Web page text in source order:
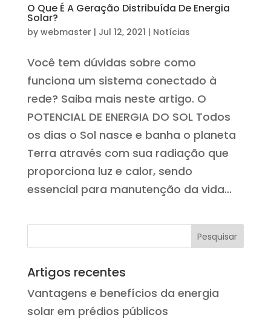
O Que É A Geração Distribuída De Energia
Solar?
by webmaster | Jul 12, 2021 | Notícias
Você tem dúvidas sobre como
funciona um sistema conectado à
rede? Saiba mais neste artigo. O
POTENCIAL DE ENERGIA DO SOL Todos
os dias o Sol nasce e banha o planeta
Terra através com sua radiação que
proporciona luz e calor, sendo
essencial para manutenção da vida...
Artigos recentes
Vantagens e benefícios da energia
solar em prédios públicos